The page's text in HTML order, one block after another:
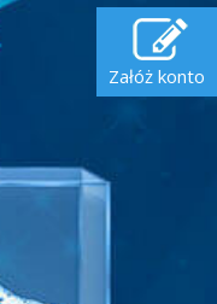
Załóż konto